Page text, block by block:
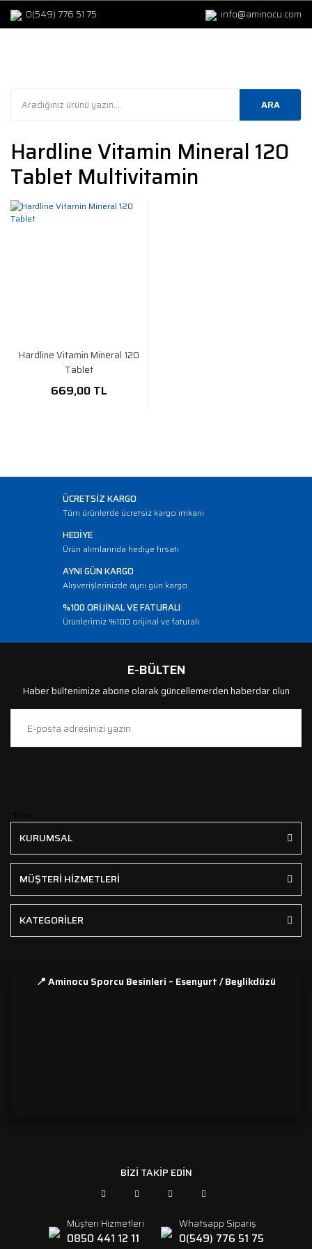
0(549) 776 51 75 info@aminocu.com
ARA
Hardline Vitamin Mineral 120
Tablet Multivitamin
Hardline Vitamin Mineral 120
Tablet
669,00 TL
ÜCRETSİZ KARGO
Tüm ürünlerde ücretsiz kargo imkanı
HEDİYE
Ürün alımlarında hediye fırsatı
AYNI GÜN KARGO
Alışverişlerinizde aynı gün kargo
%100 ORİJİNAL VE FATURALI
Ürünlerimiz %100 orijinal ve faturalı
E-BÜLTEN
Haber bültenimize abone olarak güncellemerden haberdar olun
KURUMSAL
MÜŞTERİ HİZMETLERİ
KATEGORİLER
📍 Aminocu Sporcu Besinleri – Esenyurt / Beylikdüzü
BİZİ TAKİP EDİN
Müşteri Hizmetleri
0850 441 12 11
Whatsapp Sipariş
0(549) 776 51 75